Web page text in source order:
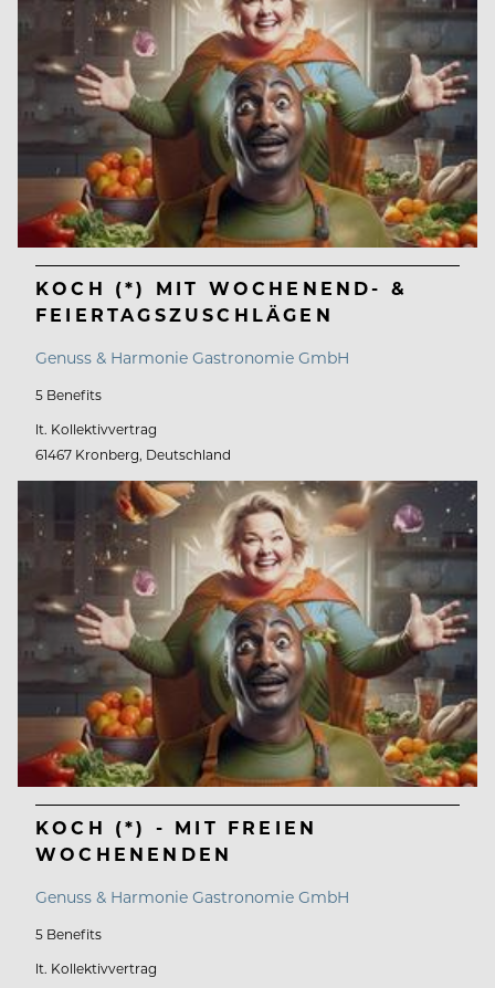
KOCH (*) MIT WOCHENEND- &
FEIERTAGSZUSCHLÄGEN
Genuss & Harmonie Gastronomie GmbH
5 Benefits
lt. Kollektivvertrag
61467 Kronberg, Deutschland
KOCH (*) - MIT FREIEN
WOCHENENDEN
Genuss & Harmonie Gastronomie GmbH
5 Benefits
lt. Kollektivvertrag